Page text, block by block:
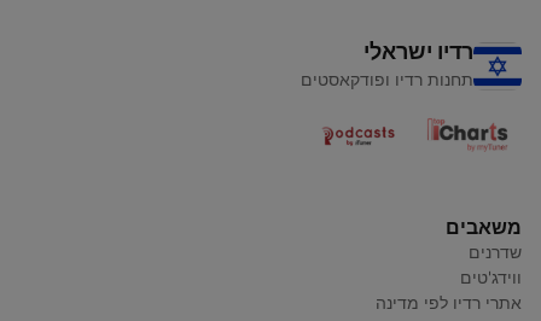
רדיו ישראלי
תחנות רדיו ופודקאסטים
משאבים
שדרנים
ווידג'טים
אתרי רדיו לפי מדינה